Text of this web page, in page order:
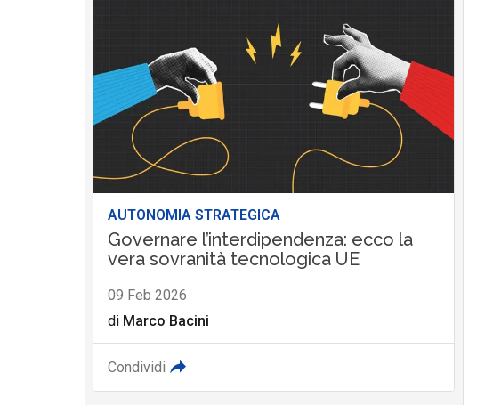
AUTONOMIA STRATEGICA
Governare l’interdipendenza: ecco la
vera sovranità tecnologica UE
09 Feb 2026
di Marco Bacini
Condividi